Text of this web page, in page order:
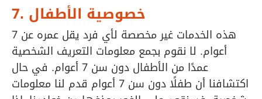
7. خصوصية الأطفال
هذه الخدمات غير مخصصة لأي فرد يقل عمره عن 7
أعوام. لا نقوم بجمع معلومات التعريف الشخصية
عمدًا من الأطفال دون سن 7 أعوام. في حال
اكتشافنا أن طفلًا دون سن 7 أعوام قدم لنا معلومات